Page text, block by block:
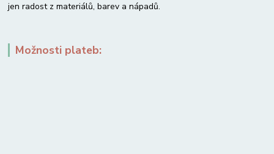
jen radost z materiálů, barev a nápadů.
Možnosti plateb: